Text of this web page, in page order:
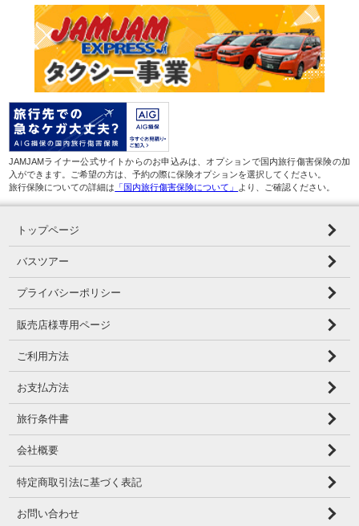
JAMJAMライナー公式サイトからのお申込みは、オプションで国内旅行傷害保険の加
入ができます。ご希望の方は、予約の際に保険オプションを選択してください。
旅行保険についての詳細は 「国内旅行傷害保険について」 より、ご確認ください。
トップページ
バスツアー
プライバシーポリシー
販売店様専用ページ
ご利用方法
お支払方法
旅行条件書
会社概要
特定商取引法に基づく表記
お問い合わせ